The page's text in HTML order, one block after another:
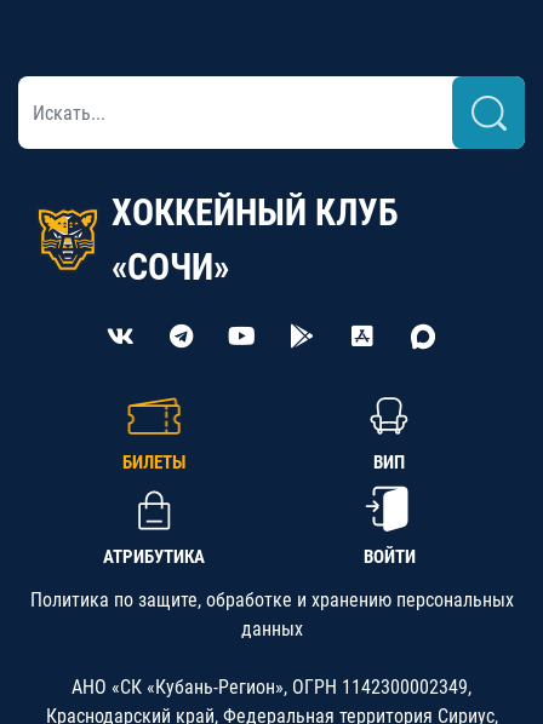
ХОККЕЙНЫЙ КЛУБ
«СОЧИ»
БИЛЕТЫ ВИП
АТРИБУТИКА ВОЙТИ
Политика по защите, обработке и хранению персональных
данных
АНО «СК «Кубань-Регион», ОГРН 1142300002349,
Краснодарский край, Федеральная территория Сириус,